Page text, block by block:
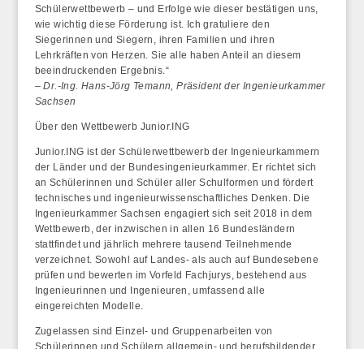
Schülerwettbewerb – und Erfolge wie dieser bestätigen uns,
wie wichtig diese Förderung ist. Ich gratuliere den
Siegerinnen und Siegern, ihren Familien und ihren
Lehrkräften von Herzen. Sie alle haben Anteil an diesem
beeindruckenden Ergebnis.“
– Dr.-Ing. Hans-Jörg Temann, Präsident der Ingenieurkammer
Sachsen
Über den Wettbewerb Junior.ING
Junior.ING ist der Schülerwettbewerb der Ingenieurkammern
der Länder und der Bundesingenieurkammer. Er richtet sich
an Schülerinnen und Schüler aller Schulformen und fördert
technisches und ingenieurwissenschaftliches Denken. Die
Ingenieurkammer Sachsen engagiert sich seit 2018 in dem
Wettbewerb, der inzwischen in allen 16 Bundesländern
stattfindet und jährlich mehrere tausend Teilnehmende
verzeichnet. Sowohl auf Landes- als auch auf Bundesebene
prüfen und bewerten im Vorfeld Fachjurys, bestehend aus
Ingenieurinnen und Ingenieuren, umfassend alle
eingereichten Modelle.
Zugelassen sind Einzel- und Gruppenarbeiten von
Schülerinnen und Schülern allgemein- und berufsbildender